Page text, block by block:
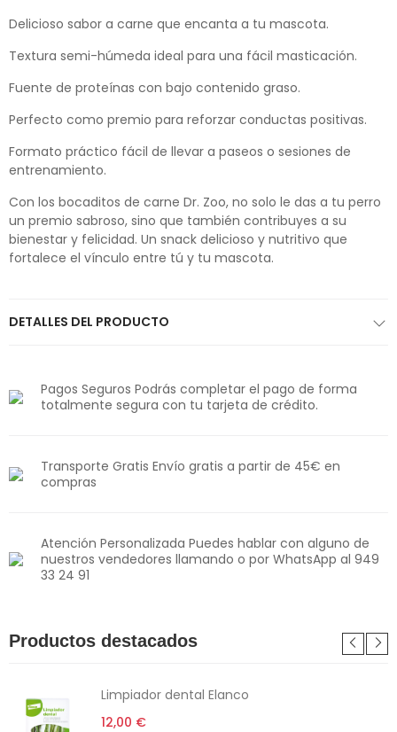
Delicioso sabor a carne que encanta a tu mascota.
Textura semi-húmeda ideal para una fácil masticación.
Fuente de proteínas con bajo contenido graso.
Perfecto como premio para reforzar conductas positivas.
Formato práctico fácil de llevar a paseos o sesiones de
entrenamiento.
Con los bocaditos de carne Dr. Zoo, no solo le das a tu perro
un premio sabroso, sino que también contribuyes a su
bienestar y felicidad. Un snack delicioso y nutritivo que
fortalece el vínculo entre tú y tu mascota.
DETALLES DEL PRODUCTO
Pagos Seguros Podrás completar el pago de forma
totalmente segura con tu tarjeta de crédito.
Transporte Gratis Envío gratis a partir de 45€ en
compras
Atención Personalizada Puedes hablar con alguno de
nuestros vendedores llamando o por WhatsApp al 949
33 24 91
Productos destacados
Limpiador dental Elanco
12,00 €